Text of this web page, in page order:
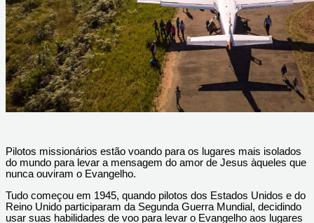
Pilotos missionários estão voando para os lugares mais isolados
do mundo para levar a mensagem do amor de Jesus àqueles que
nunca ouviram o Evangelho.
Tudo começou em 1945, quando pilotos dos Estados Unidos e do
Reino Unido participaram da Segunda Guerra Mundial, decidindo
usar suas habilidades de voo para levar o Evangelho aos lugares